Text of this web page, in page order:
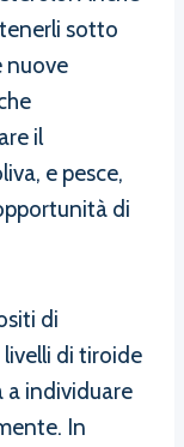
sotto
nuove
il
e pesce,
di
di
di tiroide
a individuare
In